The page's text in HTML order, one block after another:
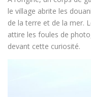
le village abrite les
de la terre et de la mer.
attire les foules de
devant cette curiosité.